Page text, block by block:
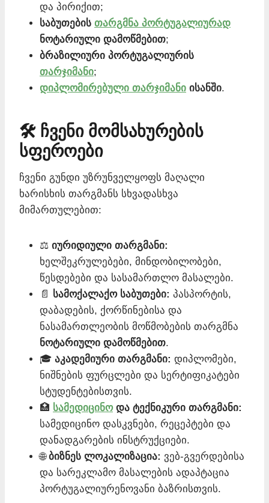
და პირიქით;
საბუთების თარგმნა პორტუგალიურად
ნოტარიული დამოწმებით;
ბრაზილიური პორტუგალიურის
თარჯიმანი;
დიპლომირებული თარჯიმანი ისანში.
🛠️ ჩვენი მომსახურების
სფეროები
ჩვენი გუნდი უზრუნველყოფს მაღალი
ხარისხის თარგმანს სხვადასხვა
მიმართულებით:
⚖️ იურიდიული თარგმანი:
ხელშეკრულებები, მინდობილობები,
წესდებები და სასამართლო მასალები.
📄 სამოქალაქო საბუთები: პასპორტის,
დაბადების, ქორწინებისა და
ნასამართლეობის მოწმობების თარგმნა
ნოტარიული დამოწმებით.
🎓 აკადემიური თარგმანი: დიპლომები,
ნიშნების ფურცლები და სერტიფიკატები
სტუდენტებისთვის.
🏥 სამედიცინოდა ტექნიკური თარგმანი:
სამედიცინო დასკვნები, რეცეპტები და
დანადგარების ინსტრუქციები.
🌐ბიზნეს ლოკალიზაცია: ვებ-გვერდებისა
და სარეკლამო მასალების ადაპტაცია
პორტუგალიურენოვანი ბაზრისთვის.